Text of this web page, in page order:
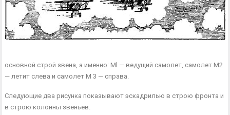
основной строй звена, а именно: Ml — ведущий самолет, самолет М2
— летит слева и самолет М 3 — справа.
Следующие два рисунка показывают эскадрилью в строю фронта и
в строю колонны звеньев.